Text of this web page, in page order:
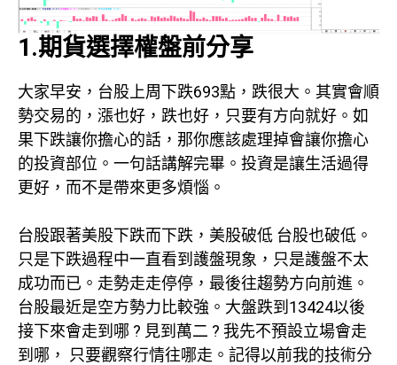
1.期貨選擇權盤前分享
大家早安，台股上周下跌693點，跌很大。其實會順
勢交易的，漲也好，跌也好，只要有方向就好。如
果下跌讓你擔心的話，那你應該處理掉會讓你擔心
的投資部位。一句話講解完畢。投資是讓生活過得
更好，而不是帶來更多煩惱。
台股跟著美股下跌而下跌，美股破低 台股也破低。
只是下跌過程中一直看到護盤現象，只是護盤不太
成功而已。走勢走走停停，最後往趨勢方向前進。
台股最近是空方勢力比較強。大盤跌到13424以後
接下來會走到哪 ? 見到萬二 ? 我先不預設立場會走
到哪， 只要觀察行情往哪走。記得以前我的技術分